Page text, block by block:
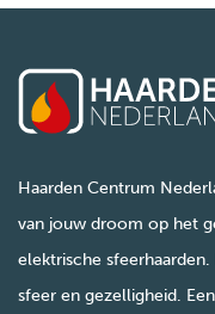
Haarden Centrum
van jouw droom op het
elektrische
sfeer en gezelligheid.